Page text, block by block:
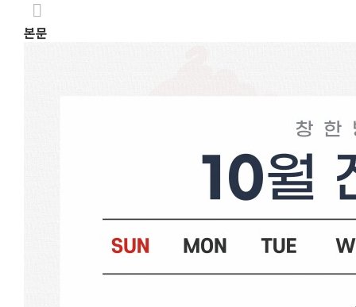
본문